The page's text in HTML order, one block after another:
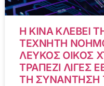
Η ΚΙΝΑ ΚΛΕΒΕΙ
ΤΕΧΝΗΤΗ
ΛΕΥΚΟΣ ΟΙΚΟΣ
ΤΡΑΠΕΖΙ ΛΙΓΕΣ
ΤΗ ΣΥΝΑΝΤΗΣΗ